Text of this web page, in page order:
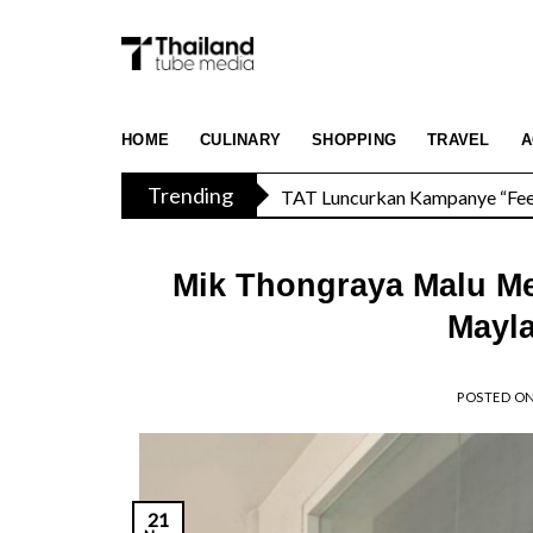
content
HOME CULINARY SHOPPING TRAVEL
Trending Menikmati Cita Rasa Mewah
Mik Thongraya Malu
POSTED
21